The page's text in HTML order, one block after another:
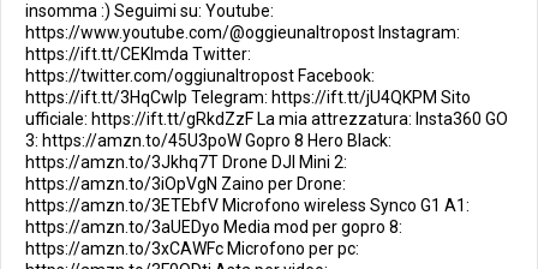
insomma :) Seguimi su: Youtube:
https://www.youtube.com/@oggieunaltropost Instagram:
https://ift.tt/CEKImda Twitter:
https://twitter.com/oggiunaltropost Facebook:
https://ift.tt/3HqCwIp Telegram: https://ift.tt/jU4QKPM Sito
ufficiale: https://ift.tt/gRkdZzF La mia attrezzatura: Insta360 GO
3: https://amzn.to/45U3poW Gopro 8 Hero Black:
https://amzn.to/3Jkhq7T Drone DJI Mini 2:
https://amzn.to/3iOpVgN Zaino per Drone:
https://amzn.to/3ETEbfV Microfono wireless Synco G1 A1:
https://amzn.to/3aUEDyo Media mod per gopro 8:
https://amzn.to/3xCAWFc Microfono per pc: